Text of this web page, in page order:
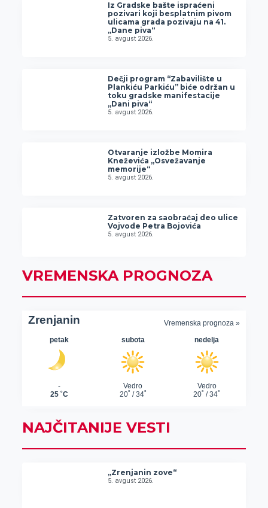
Iz Gradske bašte ispraćeni
pozivari koji besplatnim pivom
ulicama grada pozivaju na 41.
„Dane piva“
5. avgust 2026.
Dečji program “Zabavilište u
Plankiću Parkiću” biće održan u
toku gradske manifestacije
„Dani piva“
5. avgust 2026.
Otvaranje izložbe Momira
Kneževića „Osvežavanje
memorije“
5. avgust 2026.
Zatvoren za saobraćaj deo ulice
Vojvode Petra Bojovića
5. avgust 2026.
VREMENSKA PROGNOZA
NAJČITANIJE VESTI
„Zrenjanin zove“
5. avgust 2026.